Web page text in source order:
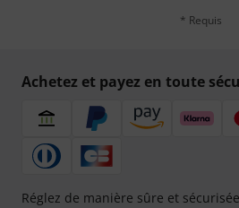
* Requis
Achetez et payez en toute
Réglez de manière sûre et